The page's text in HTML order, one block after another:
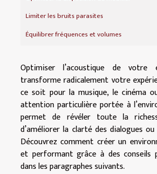
Limiter les bruits parasites
Équilibrer fréquences et volumes
Optimiser l’acoustique de votre
transforme radicalement votre
ce soit pour la musique, le cinéma
attention particulière portée à
permet de révéler toute la
d’améliorer la clarté des dialogues
Découvrez comment créer un
et performant grâce à des conseils
dans les paragraphes suivants.